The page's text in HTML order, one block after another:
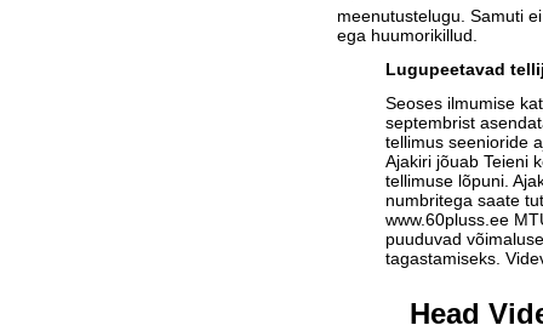
meenutustelugu. Samuti
ega huumorikillud.
Lugupeetavad
Seoses ilmumise
septembrist
tellimus seenioride
Ajakiri jõuab Teieni
tellimuse lõpuni.
numbritega saate
www.60pluss.ee
puuduvad
tagastamiseks.
Head